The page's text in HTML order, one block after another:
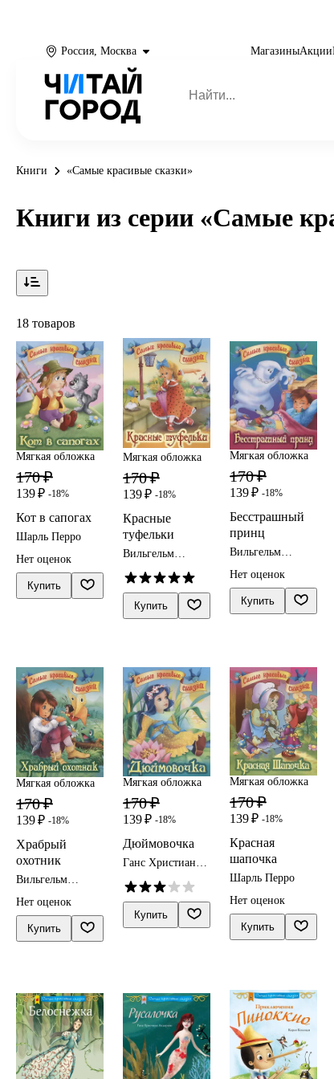
Россия, Москва МагазиныАкции
Книги «Самые красивые сказки»
Книги из серии «Самые
18 товаров
Мягкая обложка
170 ₽
139 ₽ -18%
Кот в сапогах
Шарль Перро
Нет оценок
Купить
Мягкая обложка
170 ₽
139 ₽ -18%
Красные
туфельки
Вильгельм
Гримм
Купить
Мягкая обложка
170 ₽
139 ₽ -18%
Бесстрашный
принц
Вильгельм
Гримм
Нет оценок
Купить
Мягкая обложка
170 ₽
139 ₽ -18%
Храбрый
охотник
Вильгельм
Гримм
Нет оценок
Купить
Мягкая обложка
170 ₽
139 ₽ -18%
Дюймовочка
Ганс Христиан
Купить
Мягкая обложка
170 ₽
139 ₽ -18%
Красная
шапочка
Шарль Перро
Нет оценок
Купить